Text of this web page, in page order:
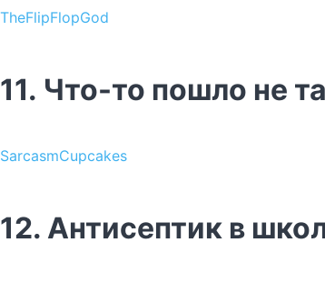
TheFlipFlopGod
11. Что-то пошло не
SarcasmCupcakes
12. Антисептик в